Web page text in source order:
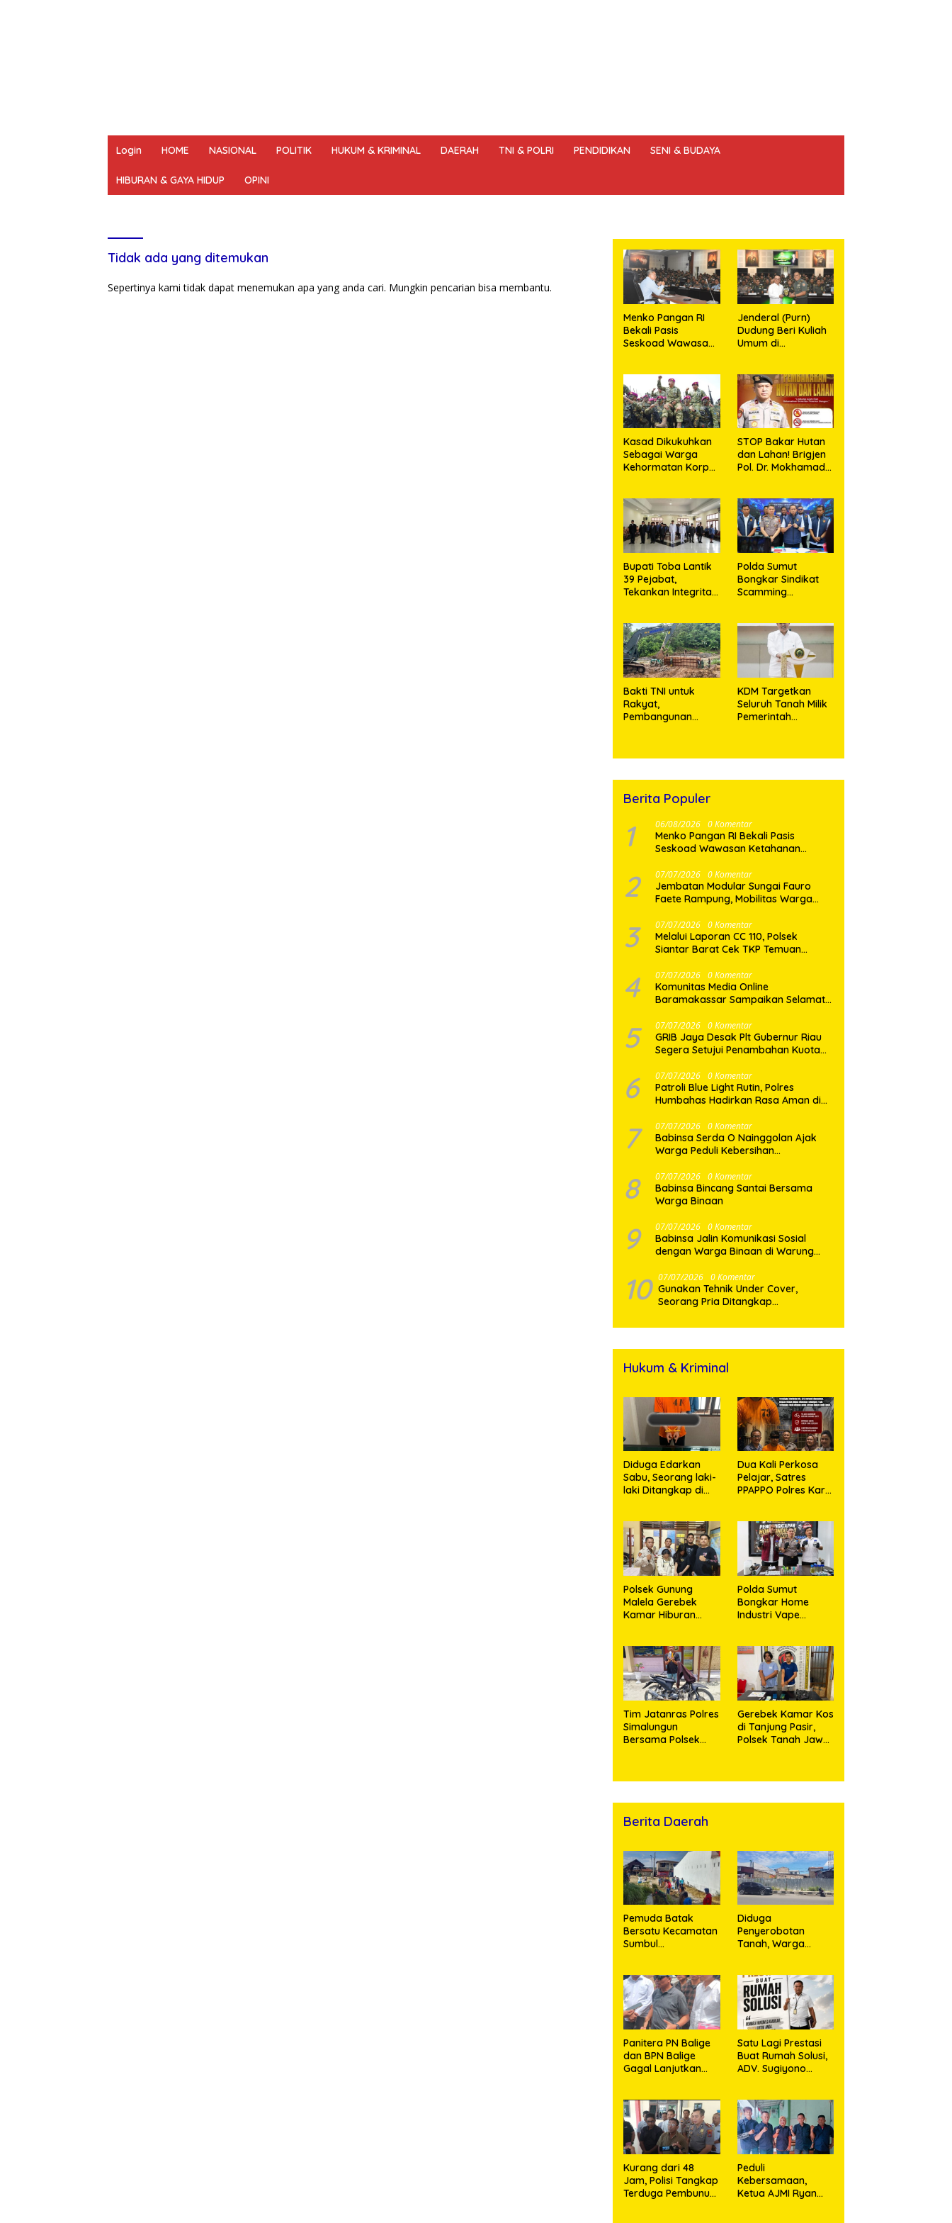
Login HOME NASIONAL POLITIK HUKUM & KRIMINAL DAERAH TNI & POLRI PENDIDIKAN SENI & BUDAYA
HIBURAN & GAYA HIDUP OPINI
Tidak ada yang ditemukan
Sepertinya kami tidak dapat menemukan apa yang anda cari. Mungkin pencarian bisa membantu.
Menko Pangan RI
Bekali Pasis
Seskoad Wawasan
Jenderal (Purn)
Dudung Beri Kuliah
Umum di
Strategis Presiden
Kasad Dikukuhkan
Sebagai Warga
Kehormatan Korps
STOP Bakar Hutan
dan Lahan! Brigjen
Pol. Dr. Mokhamad
Alam, Jangan
Pertaruhkan Masa
Depan!
Bupati Toba Lantik
39 Pejabat,
Tekankan Integritas
Polda Sumut
Bongkar Sindikat
Scamming
Korban Rugi Rp6,7
Miliar
Bakti TNI untuk
Rakyat,
Pembangunan
Abutmen
KDM Targetkan
Seluruh Tanah Milik
Pemerintah
Berita Populer
1 06/08/2026 0 Komentar
Menko Pangan RI Bekali Pasis
Seskoad Wawasan Ketahanan
2 07/07/2026 0 Komentar
Jembatan Modular Sungai Fauro
Faete Rampung, Mobilitas Warga
3 07/07/2026 0 Komentar
Melalui Laporan CC 110, Polsek
Siantar Barat Cek TKP Temuan
4 07/07/2026 0 Komentar
Komunitas Media Online
Baramakassar Sampaikan Selamat
Sulaiman atas Amanah Jabatan
Baru
5 07/07/2026 0 Komentar
GRIB Jaya Desak Plt Gubernur Riau
Segera Setujui Penambahan Kuota
Tertampung
6 07/07/2026 0 Komentar
Patroli Blue Light Rutin, Polres
Humbahas Hadirkan Rasa Aman di
7 07/07/2026 0 Komentar
Babinsa Serda O Nainggolan Ajak
Warga Peduli Kebersihan
8 07/07/2026 0 Komentar
Babinsa Bincang Santai Bersama
Warga Binaan
9 07/07/2026 0 Komentar
Babinsa Jalin Komunikasi Sosial
dengan Warga Binaan di Warung
10 07/07/2026 0 Komentar
Gunakan Tehnik Under Cover,
Seorang Pria Ditangkap
Barang Buktinya ‎
Hukum & Kriminal
Diduga Edarkan
Sabu, Seorang laki-
laki Ditangkap di
Timbangan Digital
dan Puluhan Plastik
Klip
Dua Kali Perkosa
Pelajar, Satres
PPAPPO Polres Karo
Polsek Gunung
Malela Gerebek
Kamar Hiburan
Penikmat Sabu
Menangis Saat
Diringkus
Polda Sumut
Bongkar Home
Industri Vape
Baku Diduga
Dipasok dari
Kamboja
Tim Jatanras Polres
Simalungun
Bersama Polsek
Tersangka
Gerebek Kamar Kos
di Tanjung Pasir,
Polsek Tanah Jawa
Berita Daerah
Pemuda Batak
Bersatu Kecamatan
Sumbul
Pembersihan
Massal Sambut HUT
Korem 023/KS dan
HUT Ke-81
Kemerdekaan RI
Diduga
Penyerobotan
Tanah, Warga
Memperjuangkan
Hak Kepemilikan
Panitera PN Balige
dan BPN Balige
Gagal Lanjutkan
Sebut Objek Salah
Lokasi
Satu Lagi Prestasi
Buat Rumah Solusi,
ADV. Sugiyono
Kurang dari 48
Jam, Polisi Tangkap
Terduga Pembunuh
Peduli
Kebersamaan,
Ketua AJMI Ryan